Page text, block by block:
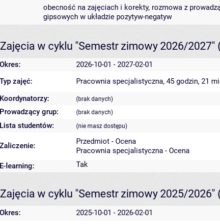
obecność na zajęciach i korekty, rozmowa z
gipsowych w układzie pozytyw-negatyw
Zajęcia w cyklu "Semestr zimowy 2026/2027"
Okres:
2026-10-01 - 2027-02-01
Typ zajęć:
Pracownia specjalistyczna, 45 godzin, 21
Koordynatorzy:
(brak danych)
Prowadzący grup: (brak danych)
Lista studentów: (nie masz dostępu)
Zaliczenie:
Przedmiot - Ocena
Pracownia specjalistyczna - Ocena
E-learning:
Tak
Zajęcia w cyklu "Semestr zimowy 2025/2026"
Okres: 2025-10-01 - 2026-02-01